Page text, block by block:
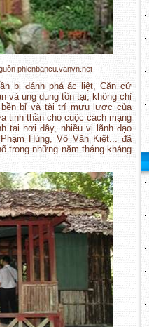
phienbancu.vanvn.net
bị đánh phá ác liệt, Căn cứ
và ung dung tồn tại, không chỉ
bỉ và tài trí mưu lược của
tinh thần cho cuộc cách mạng
tại nơi đây, nhiều vị lãnh đạo
Hùng, Võ Văn Kiệt... đã
trong những năm tháng kháng